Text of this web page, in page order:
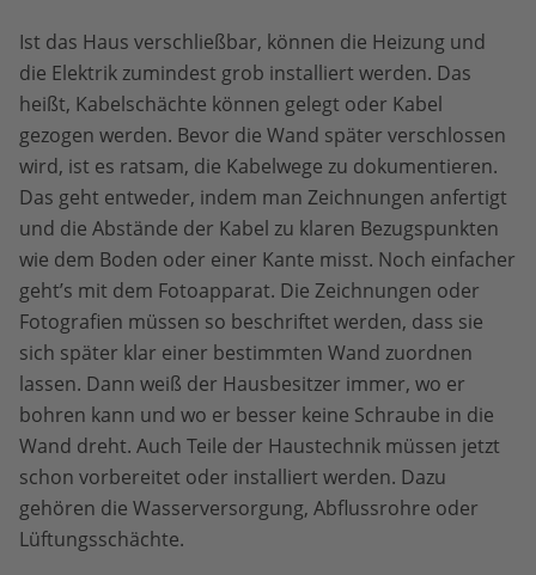
Ist das Haus verschließbar, können die Heizung und
die Elektrik zumindest grob installiert werden. Das
heißt, Kabelschächte können gelegt oder Kabel
gezogen werden. Bevor die Wand später verschlossen
wird, ist es ratsam, die Kabelwege zu dokumentieren.
Das geht entweder, indem man Zeichnungen anfertigt
und die Abstände der Kabel zu klaren Bezugspunkten
wie dem Boden oder einer Kante misst. Noch einfacher
geht’s mit dem Fotoapparat. Die Zeichnungen oder
Fotografien müssen so beschriftet werden, dass sie
sich später klar einer bestimmten Wand zuordnen
lassen. Dann weiß der Hausbesitzer immer, wo er
bohren kann und wo er besser keine Schraube in die
Wand dreht. Auch Teile der Haustechnik müssen jetzt
schon vorbereitet oder installiert werden. Dazu
gehören die Wasserversorgung, Abflussrohre oder
Lüftungsschächte.